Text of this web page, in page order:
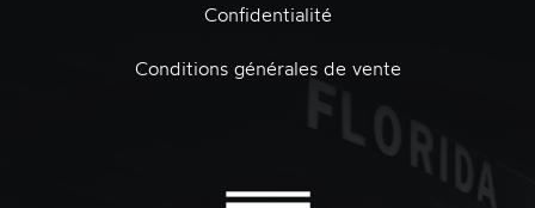
Confidentialité
Conditions générales de vente